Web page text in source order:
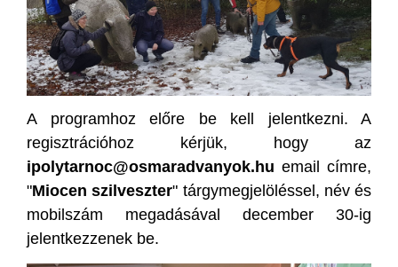
A programhoz előre be kell jelentkezni. A
regisztrációhoz kérjük, hogy az
ipolytarnoc@osmaradvanyok.hu email címre,
"Miocen szilveszter" tárgymegjelöléssel, név és
mobilszám megadásával december 30-ig
jelentkezzenek be.